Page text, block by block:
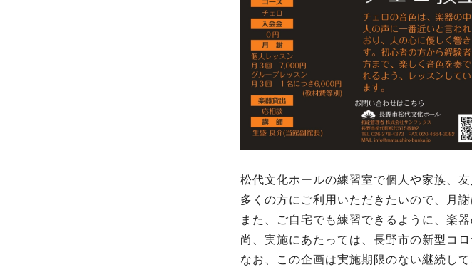
松代文化ホールの練習室で個人や家族、
多くの方にご利用いただきたいので、月
また、ご自宅でも練習できるように、楽
尚、実施にあたっては、長野市の新型コ
なお、この企画は実施期限のない継続し